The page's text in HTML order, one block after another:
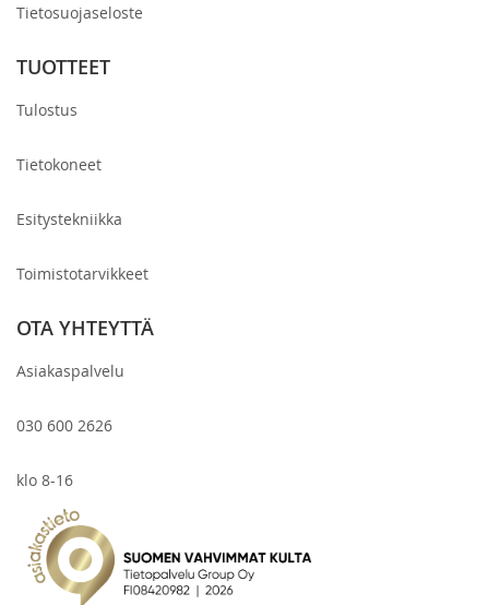
Tietosuojaseloste
TUOTTEET
Tulostus
Tietokoneet
Esitystekniikka
Toimistotarvikkeet
OTA YHTEYTTÄ
Asiakaspalvelu
030 600 2626
klo 8-16